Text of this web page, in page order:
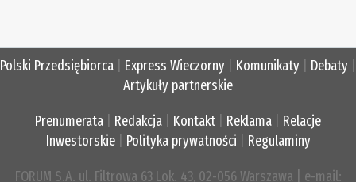
Polski Przedsiębiorca Express Wieczorny Komunikaty Debaty
Artykuły partnerskie
Prenumerata Redakcja Kontakt Reklama
Relacje
Inwestorskie| Polityka prywatności Regulaminy
FORUM S.A. ul. Filtrowa 63 Lok. 43, 02-056 Warszawa | e-mail: